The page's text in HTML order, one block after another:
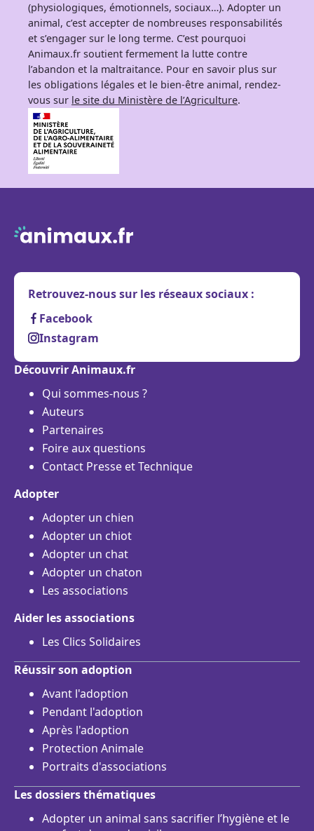
(physiologiques, émotionnels, sociaux…). Adopter un
animal, c’est accepter de nombreuses responsabilités
et s’engager sur le long terme. C’est pourquoi
Animaux.fr soutient fermement la lutte contre
l’abandon et la maltraitance. Pour en savoir plus sur
les obligations légales et le bien-être animal, rendez-
vous sur le site du Ministère de l’Agriculture.
Retrouvez-nous sur les réseaux sociaux :
Facebook
Instagram
Découvrir Animaux.fr
Qui sommes-nous ?
Auteurs
Partenaires
Foire aux questions
Contact Presse et Technique
Adopter
Adopter un chien
Adopter un chiot
Adopter un chat
Adopter un chaton
Les associations
Aider les associations
Les Clics Solidaires
Réussir son adoption
Avant l'adoption
Pendant l'adoption
Après l'adoption
Protection Animale
Portraits d'associations
Les dossiers thématiques
Adopter un animal sans sacrifier l’hygiène et le